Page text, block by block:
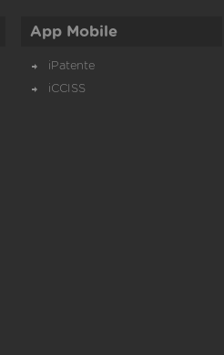
App Mobile
iPatente
iCCISS